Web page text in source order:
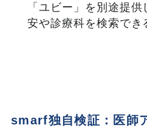
「ユビー」を別途提
安や診療科を検索でき
smarf独自検証：医師